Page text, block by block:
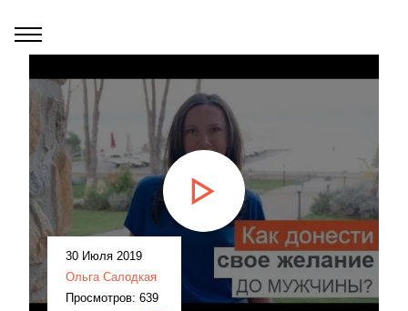
30 Июля 2019
Ольга Салодкая
Просмотров: 639